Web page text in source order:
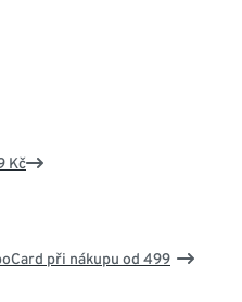
Kč
při nákupu od 499